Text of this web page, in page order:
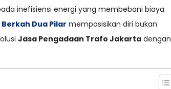
inefisiensi energi yang membebani biaya
Berkah Dua Pilar memposisikan diri bukan
Jasa Pengadaan Trafo Jakarta dengan